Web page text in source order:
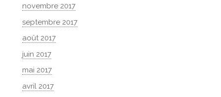
novembre 2017
septembre 2017
août 2017
juin 2017
mai 2017
avril 2017